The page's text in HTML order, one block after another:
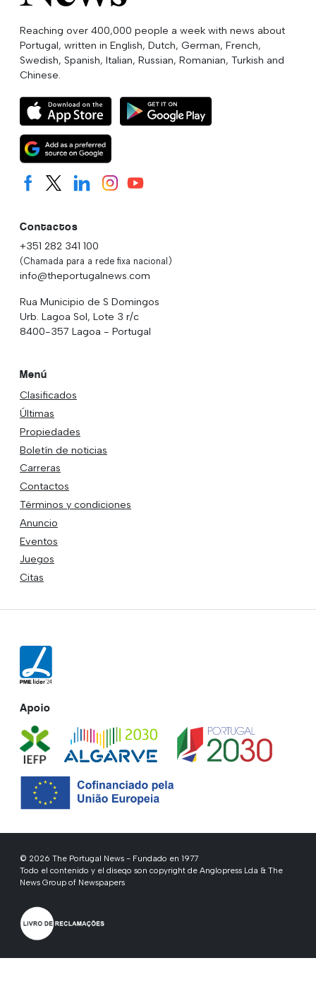
Reaching over 400,000 people a week with news about
Portugal, written in English, Dutch, German, French,
Swedish, Spanish, Italian, Russian, Romanian, Turkish and
Chinese.
Contactos
+351 282 341 100
(Chamada para a rede fixa nacional)
info@theportugalnews.com
Rua Municipio de S Domingos
Urb. Lagoa Sol, Lote 3 r/c
8400-357 Lagoa - Portugal
Menú
Clasificados
Últimas
Propiedades
Boletín de noticias
Carreras
Contactos
Términos y condiciones
Anuncio
Eventos
Juegos
Citas
Apoio
© 2026 The Portugal News - Fundado en 1977
Todo el contenido y el diseqo son copyright de Anglopress Lda & The
News Group of Newspapers